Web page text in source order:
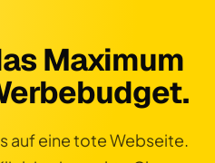
Maximum
auf eine tote Webseite.